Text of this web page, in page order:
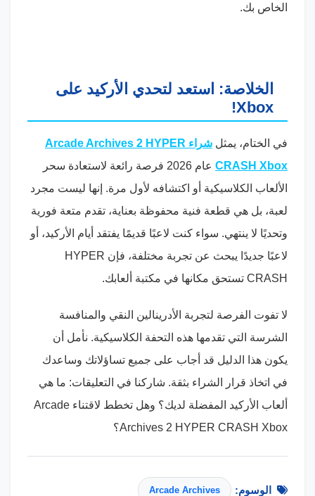
الخاص بك.
الخلاصة: استعد لتحدي الأركيد على
Xbox!
في الختام، يمثل
شراء Arcade Archives 2 HYPER
CRASH Xbox
عام 2026 فرصة رائعة لاستعادة سحر
الألعاب الكلاسيكية أو اكتشافه لأول مرة. إنها ليست مجرد
لعبة، بل هي قطعة فنية محفوظة بعناية، تقدم متعة فورية
وتحديًا لا ينتهي. سواء كنت لاعبًا قديمًا يفتقد أيام الأركيد، أو
لاعبًا جديدًا يبحث عن تجربة مختلفة، فإن HYPER
CRASH تستحق مكانها في مكتبة ألعابك.
لا تفوت الفرصة لتجربة الأدرينالين النقي والمنافسة
الشرسة التي تقدمها هذه التحفة الكلاسيكية. نأمل أن
يكون هذا الدليل قد أجاب على جميع تساؤلاتك وساعدك
في اتخاذ قرار الشراء بثقة. شاركنا في التعليقات: ما هي
ألعاب الأركيد المفضلة لديك؟ وهل تخطط لاقتناء Arcade
Archives 2 HYPER CRASH Xbox؟
الوسوم: Arcade Archives